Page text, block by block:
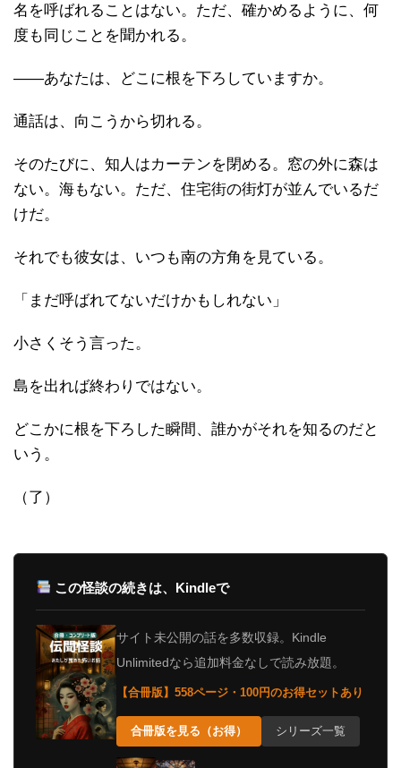
名を呼ばれることはない。ただ、確かめるように、何
度も同じことを聞かれる。
――あなたは、どこに根を下ろしていますか。
通話は、向こうから切れる。
そのたびに、知人はカーテンを閉める。窓の外に森は
ない。海もない。ただ、住宅街の街灯が並んでいるだ
けだ。
それでも彼女は、いつも南の方角を見ている。
「まだ呼ばれてないだけかもしれない」
小さくそう言った。
島を出れば終わりではない。
どこかに根を下ろした瞬間、誰かがそれを知るのだと
いう。
（了）
この怪談の続きは、Kindleで
サイト未公開の話を多数収録。Kindle
Unlimitedなら追加料金なしで読み放題。
【合冊版】558ページ・100円のお得セットあり
合冊版を見る（お得） シリーズ一覧